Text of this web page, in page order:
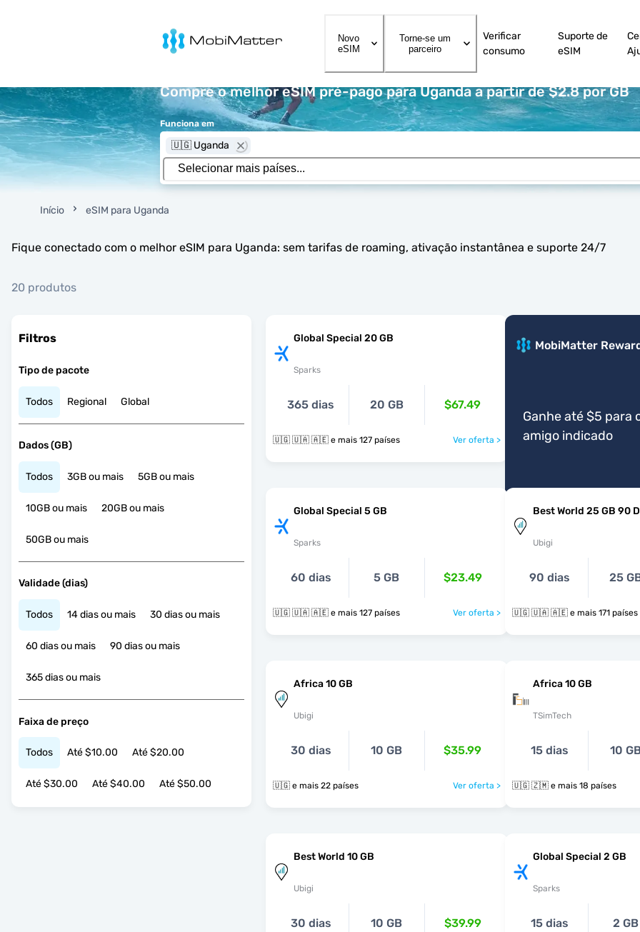
MobiMatter
Novo
eSIM
Torne-se um
parceiro
Verificar
consumo
Suporte de
eSIM
Compre o melhor eSIM pré-pago para Uganda a partir de $2.8 por GB
Funciona em
🇺🇬 Uganda
Início eSIM para Uganda
Fique conectado com o melhor eSIM para Uganda: sem tarifas de roaming, ativação instantânea e suporte 24/7
20 produtos
Filtros
Tipo de pacote
Todos Regional Global
Dados (GB)
Todos 3GB ou mais 5GB ou mais
10GB ou mais 20GB ou mais
50GB ou mais
Validade (dias)
Todos 14 dias ou mais 30 dias ou mais
60 dias ou mais 90 dias ou mais
365 dias ou mais
Faixa de preço
Todos Até $10.00 Até $20.00
Até $30.00 Até $40.00 Até $50.00
Global Special 20 GB
Sparks
365 dias 20 GB $67.49
🇺🇬 🇺🇦 🇦🇪 e mais 127 países Ver oferta >
MobiMatter
Ganhe até $5 para
amigo indicado
Global Special 5 GB
Sparks
60 dias 5 GB $23.49
🇺🇬 🇺🇦 🇦🇪 e mais 127 países Ver oferta >
Best World 25 GB 90
Ubigi
90 dias 25
🇺🇬 🇺🇦 🇦🇪 e mais 171 países
Africa 10 GB
Ubigi
30 dias 10 GB $35.99
🇺🇬 e mais 22 países Ver oferta >
Africa 10 GB
TSimTech
15 dias 10
🇺🇬 🇿🇲 e mais 18 países
Best World 10 GB
Ubigi
30 dias 10 GB $39.99
Global Special 2 GB
Sparks
15 dias 2 GB